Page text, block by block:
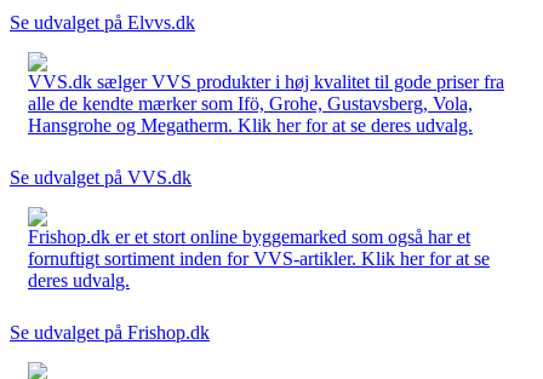
Se udvalget på Elvvs.dk
VVS.dk sælger VVS produkter i høj kvalitet til gode priser fra
alle de kendte mærker som Ifö, Grohe, Gustavsberg, Vola,
Hansgrohe og Megatherm. Klik her for at se deres udvalg.
Se udvalget på VVS.dk
Frishop.dk er et stort online byggemarked som også har et
fornuftigt sortiment inden for VVS-artikler. Klik her for at se
deres udvalg.
Se udvalget på Frishop.dk